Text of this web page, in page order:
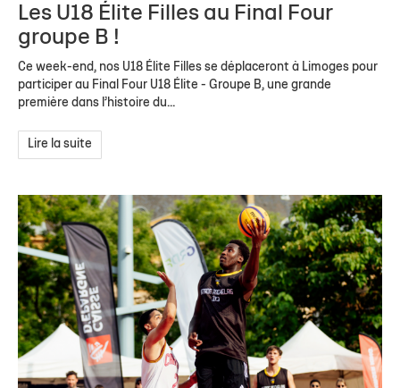
Les U18 Élite Filles au Final Four
groupe B !
Ce week-end, nos U18 Élite Filles se déplaceront à Limoges pour
participer au Final Four U18 Élite - Groupe B, ​une grande
première dans l’histoire du...
Lire la suite